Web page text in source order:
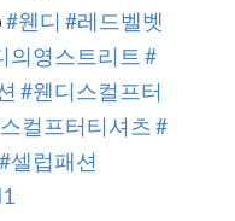
#웬디 #레드벨벳
의영스트리트 #
#웬디스컬프터
컬프터티셔츠 #
#셀럽패션